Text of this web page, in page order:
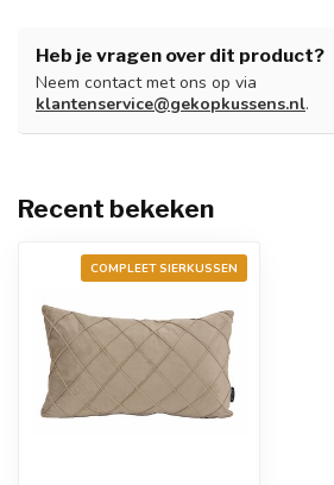
Heb je vragen over dit product?
Neem contact met ons op via
klantenservice@gekopkussens.nl.
Recent bekeken
COMPLEET SIERKUSSEN